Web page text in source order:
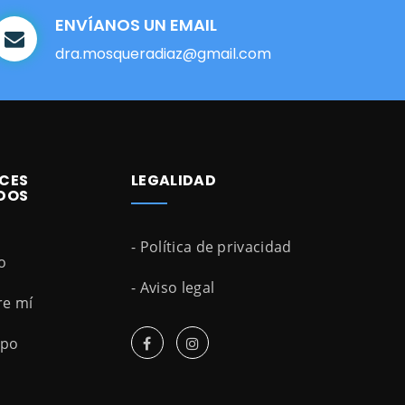
ENVÍANOS UN EMAIL
dra.mosqueradiaz@gmail.com
mí
LEGALIDAD
- Política de privacidad
- Aviso legal